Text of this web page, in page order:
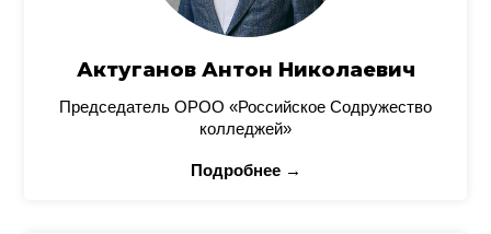
Актуганов Антон Николаевич
Председатель ОРОО «Российское Содружество
колледжей»
Подробнее →